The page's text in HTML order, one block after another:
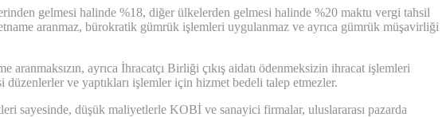
gelmesi halinde %18, diğer ülkelerden gelmesi halinde %20 maktu vergi tahsil
aranmaz, bürokratik gümrük işlemleri uygulanmaz ve ayrıca gümrük müşavirliği
ayrıca İhracatçı Birliği çıkış aidatı ödenmeksizin ihracat işlemleri
ve yaptıkları işlemler için hizmet bedeli talep etmezler.
sayesinde, düşük maliyetlerle KOBİ ve sanayici firmalar, uluslararası pazarda